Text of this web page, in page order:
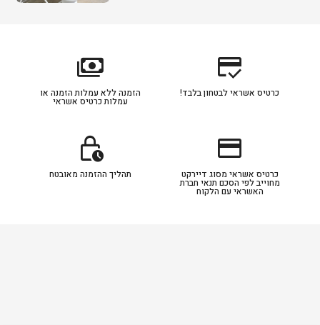
credit_score
כרטיס אשראי לבטחון בלבד!
payments
הזמנה ללא עמלות הזמנה או
עמלות כרטיס אשראי
credit_card
כרטיס אשראי מסוג דיירקט
מחוייב לפי הסכם תנאי חברת
האשראי עם הלקוח
lock_clock
תהליך ההזמנה מאובטח